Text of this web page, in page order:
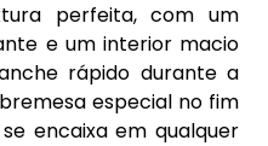
perfeita, com um
e um interior macio
rápido durante a
especial no fim
encaixa em qualquer